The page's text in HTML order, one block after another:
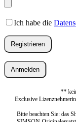
Ich habe die
Registrieren
Anmelden
**
Exclusive
Bitte beachten Sie: das